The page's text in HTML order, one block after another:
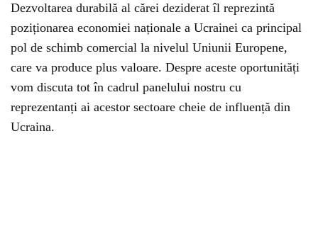
Dezvoltarea durabilă al cărei deziderat îl reprezintă
poziționarea economiei naționale a Ucrainei ca principal
pol de schimb comercial la nivelul Uniunii Europene,
care va produce plus valoare. Despre aceste oportunități
vom discuta tot în cadrul panelului nostru cu
reprezentanți ai acestor sectoare cheie de influență din
Ucraina.